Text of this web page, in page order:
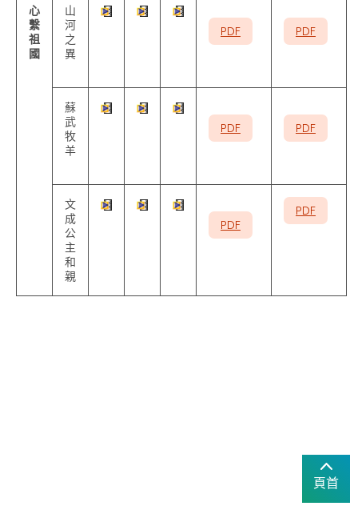
心
繫
祖
國
山
河
之
異
PDF PDF
蘇
武
牧
羊
PDF PDF
文
成
公
主
和
親
PDF
PDF
頁首